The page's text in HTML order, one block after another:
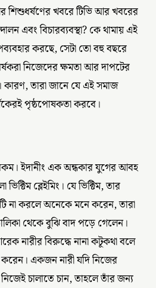
শিশুধর্ষণের খবরে টিভি আর খবরের
এবং বিচারব্যবস্থা? কে থামায় এই
করছে, সেটা তো বহু বছরে
নিজেদের ক্ষমতা আর দাপটের
কারণ, তারা জানে যে এই সমাজ
পৃষ্ঠপোষকতা করবে।
ইদানীং এক অন্ধকার যুগের আবহ
ব্লেইমিং। যে ভিক্টিম, তার
না করলে অনেকে মনে করেন, তারা
থেকে বুঝি বাদ পড়ে গেলেন।
নারীর বিরুদ্ধে নানা কটূকথা বলে
করেন। একজন নারী যদি নিজের
চালাতে চান, তাহলে তাঁর জন্য